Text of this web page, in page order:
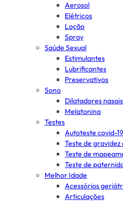
Aerosol
Elétricos
Loção
Spray
Saúde Sexual
Estimulantes
Lubrificantes
Preservativos
Sono
Dilatadores nasais
Melatonina
Testes
Autoteste covid-19
Teste de
Teste de
Teste de
Melhor Idade
Acessórios
Articulações